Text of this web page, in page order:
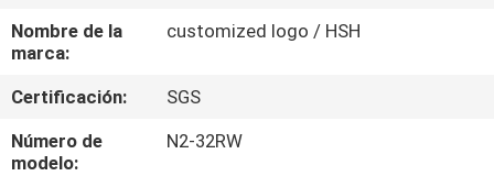
VIAJE
DE
LA
FÁBRICA
Nombre de la
marca:
customized logo / HSH
Certificación:
SGS
Número de
modelo:
N2-32RW